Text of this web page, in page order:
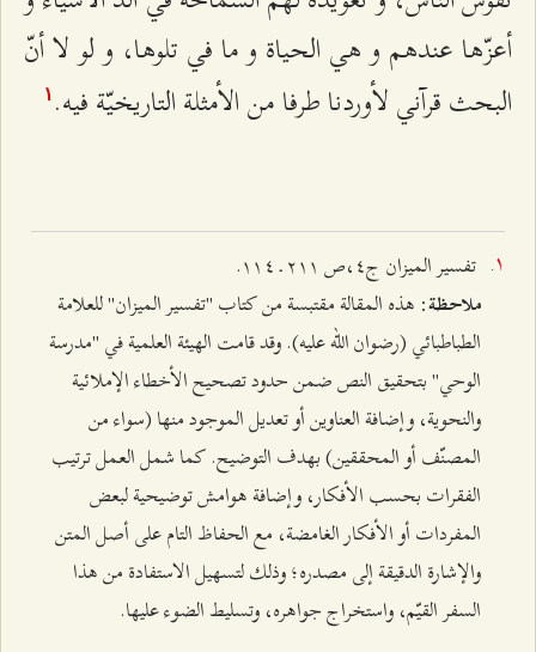
أعزّها عندهم و هي الحياة و ما في تلوها، و لو لا أنّ
البحث قرآني لأوردنا طرفا من الأمثلة التاريخيّة فيه. ۱
تفسير الميزان ج٤ ،ص ٢ ۱۱ ـ ۱۱٤.
ملاحظة: هذه المقالة مقتبسة من كتاب "تفسير الميزان" للعلامة
الطباطبائي (رضوان الله عليه). وقد قامت الهيئة العلمية في "مدرسة
الوحي" بتحقيق النص ضمن حدود تصحيح الأخطاء الإملائية
والنحوية، وإضافة العناوين أو تعديل الموجود منها (سواء من
المصنّف أو المحققين) بهدف التوضيح. كما شمل العمل ترتيب
الفقرات بحسب الأفكار، وإضافة هوامش توضيحية لبعض
المفردات أو الأفكار الغامضة، مع الحفاظ التام على أصل المتن
والإشارة الدقيقة إلى مصدره؛ وذلك لتسهيل الاستفادة من هذا
السفر القيّم، واستخراج جواهره، وتسليط الضوء عليها.